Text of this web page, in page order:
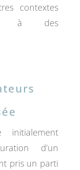
contextes
à des
d’un
pris un parti